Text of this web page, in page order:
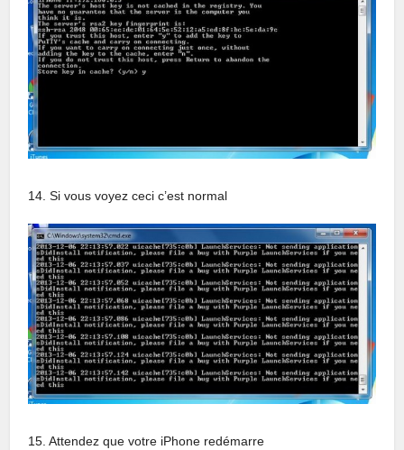
14. Si vous voyez ceci c’est normal
15. Attendez que votre iPhone redémarre